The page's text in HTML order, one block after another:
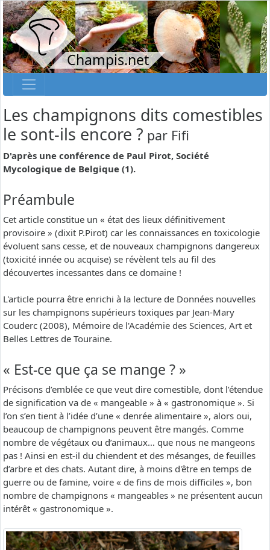
Champis.net
Les champignons dits comestibles
le sont-ils encore ? par Fifi
D'après une conférence de Paul Pirot, Société
Mycologique de Belgique (1).
Préambule
Cet article constitue un « état des lieux définitivement
provisoire » (dixit P.Pirot) car les connaissances en toxicologie
évoluent sans cesse, et de nouveaux champignons dangereux
(toxicité innée ou acquise) se révèlent tels au fil des
découvertes incessantes dans ce domaine !
L'article pourra être enrichi à la lecture de Données nouvelles
sur les champignons supérieurs toxiques par Jean-Mary
Couderc (2008), Mémoire de l'Académie des Sciences, Art et
Belles Lettres de Touraine.
« Est-ce que ça se mange ? »
Précisons d’emblée ce que veut dire comestible, dont l’étendue
de signification va de « mangeable » à « gastronomique ». Si
l’on s’en tient à l’idée d’une « denrée alimentaire », alors oui,
beaucoup de champignons peuvent être mangés. Comme
nombre de végétaux ou d’animaux… que nous ne mangeons
pas ! Ainsi en est-il du chiendent et des mésanges, de feuilles
d’arbre et des chats. Autant dire, à moins d'être en temps de
guerre ou de famine, voire « de fins de mois difficiles », bon
nombre de champignons « mangeables » ne présentent aucun
intérêt « gastronomique ».